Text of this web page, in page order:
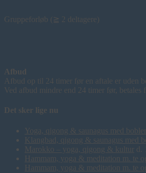
Gruppeforløb (≧ 2 deltagere)
Afbud
Afbud op til 24 timer før en aftale er uden
Ved afbud mindre end 24 timer før, betales
Det sker lige nu
Yoga, qigong & saunagus med bobler
Klangbad, qigong & saunagus med
Marokko – yoga, qigong & kultur d.
Hammam, yoga & meditation m. te
Hammam, yoga & meditation m. te